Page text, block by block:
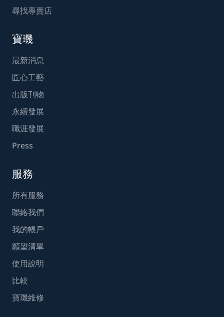
尋找專賣店
寶璣
最新消息
匠心工藝
出版刊物
永續發展
職涯發展
Press
服務
所有服務
聯絡我們
我的帳戶
願望清單
使用說明
比較
寶璣維修